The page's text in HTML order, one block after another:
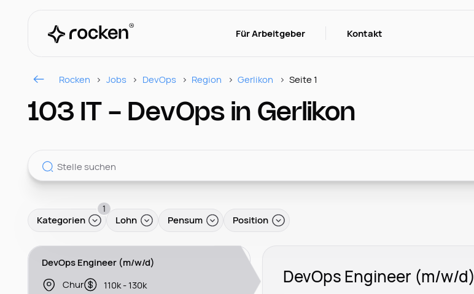
Für Arbeitgeber Kontakt
Rocken Jobs DevOps Region Gerlikon Seite 1
103 IT - DevOps in Gerlikon
Kategorien
1
Lohn Pensum Position
DevOps Engineer (m/w/d)
Chur
110k - 130k DevOps Engineer (m/w/d)